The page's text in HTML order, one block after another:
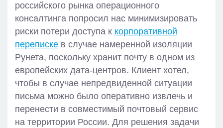
российского рынка операционного
консалтинга попросил нас минимизировать
риски потери доступа к корпоративной
переписке в случае намеренной изоляции
Рунета, поскольку хранит почту в одном из
европейских дата-центров. Клиент хотел,
чтобы в случае непредвиденной ситуации
письма можно было оперативно извлечь и
перенести в совместимый почтовый сервис
на территории России. Для решения задачи